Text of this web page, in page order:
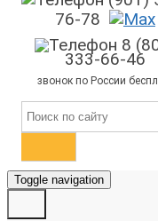
76-78
8
333-66-46
звонок по России
Toggle navigation